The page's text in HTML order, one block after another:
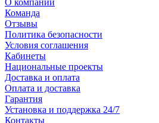
О компании
Команда
Отзывы
Политика безопасности
Условия соглашения
Кабинеты
Национальные проекты
Доставка и оплата
Оплата и доставка
Гарантия
Установка и поддержка 24/7
Контакты